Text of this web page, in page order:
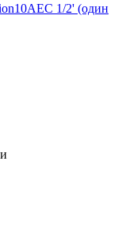
1/2' (один